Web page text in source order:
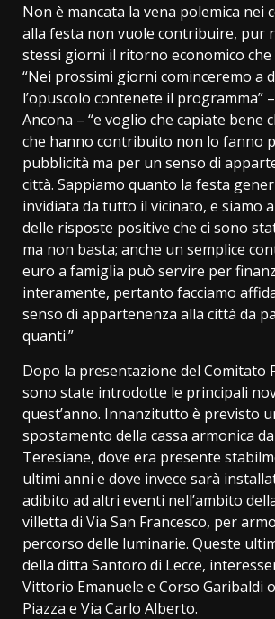
Non è mancata la vena polemica nei
alla festa non vuole contribuire, pur
stessi giorni il ritorno economico che
“Nei prossimi giorni cominceremo a
l’opuscolo contenete il programma”
Ancona – “e voglio che capiate bene
che hanno contribuito non lo fanno
pubblicità ma per un senso di
città. Sappiamo quanto la festa
invidiata da tutto il vicinato, e siamo
delle risposte positive che ci sono
ma non basta; anche un semplice
euro a famiglia può servire per
interamente, pertanto facciamo
senso di appartenenza alla città da
quanti.”
Dopo la presentazione del Comitato
sono state introdotte le principali
quest’anno. Innanzitutto è previsto
spostamento della cassa armonica
Teresiane, dove era presente
ultimi anni e dove invece sarà
adibito ad altri eventi nell’ambito
villetta di Via San Francesco, per
percorso delle luminarie. Queste
della ditta Santoro di Lecce,
Vittorio Emanuele e Corso Garibaldi
Piazza e Via Carlo Alberto.